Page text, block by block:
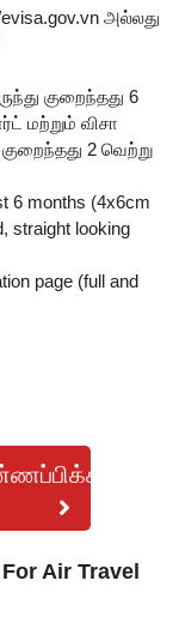
அல்லது
குறைந்தது 6
மற்றும் விசா
குறைந்தது 2 வெற்று
6 months (4x6cm
straight looking
page (full and
Air Travel